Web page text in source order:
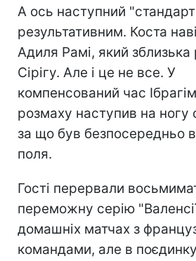
А ось наступний
результативним. Коста
Адиля Рамі, який зблизька
Сірігу. Але і це не все. У
компенсований час
розмаху наступив на ногу
за що був безпосередньо
поля.
Гості перервали
переможну серію
домашніх матчах з
командами, але в